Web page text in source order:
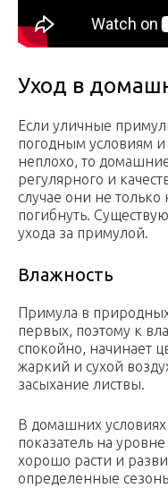
Уход в
Если уличные
погодным условиям и
неплохо, то
регулярного и
случае они не только
погибнуть.
ухода за примулой.
Влажность
Примула в
первых, поэтому к
спокойно, начинает
жаркий и сухой
засыхание листвы.
В домашних
показатель на
хорошо расти и
определенные